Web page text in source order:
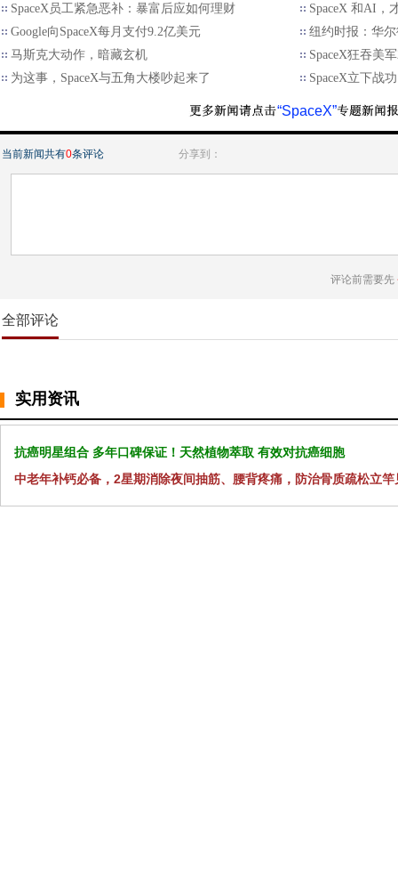
SpaceX员工紧急恶补：暴富后应如何理财
SpaceX 和AI，
Google向SpaceX每月支付9.2亿美元
纽约时报：华尔
马斯克大动作，暗藏玄机
SpaceX狂吞美
为这事，SpaceX与五角大楼吵起来了
SpaceX立下战
“SpaceX”
当前新闻共有0条评论 分享到：
评论前需要先
全部评论
实用资讯
抗癌明星组合 多年口碑保证！天然植物萃取 有效对抗癌细胞
中老年补钙必备，2星期消除夜间抽筋、腰背疼痛，防治骨质疏松立竿